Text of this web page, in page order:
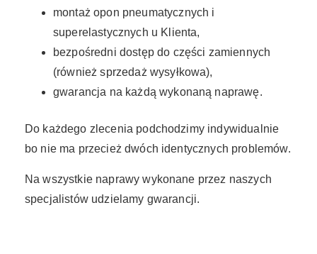
montaż opon pneumatycznych i
superelastycznych u Klienta,
bezpośredni dostęp do części zamiennych
(również sprzedaż wysyłkowa),
gwarancja na każdą wykonaną naprawę.
Do każdego zlecenia podchodzimy indywidualnie
bo nie ma przecież dwóch identycznych problemów.
Na wszystkie naprawy wykonane przez naszych
specjalistów udzielamy gwarancji.